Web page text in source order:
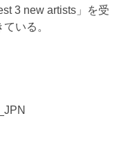
3 new artists」を受
いる。